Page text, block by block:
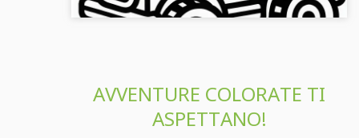
AVVENTURE COLORATE TI
ASPETTANO!